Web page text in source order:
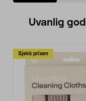
Uvanlig
Sjekk prisen